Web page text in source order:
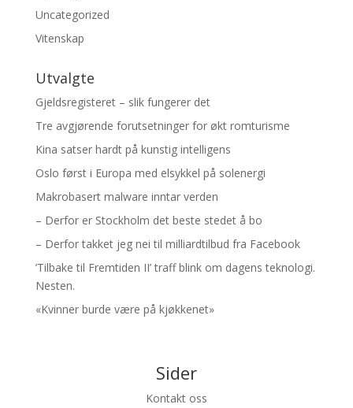
Uncategorized
Vitenskap
Utvalgte
Gjeldsregisteret – slik fungerer det
Tre avgjørende forutsetninger for økt romturisme
Kina satser hardt på kunstig intelligens
Oslo først i Europa med elsykkel på solenergi
Makrobasert malware inntar verden
– Derfor er Stockholm det beste stedet å bo
– Derfor takket jeg nei til milliardtilbud fra Facebook
’Tilbake til Fremtiden II’ traff blink om dagens teknologi.
Nesten.
«Kvinner burde være på kjøkkenet»
Sider
Kontakt oss